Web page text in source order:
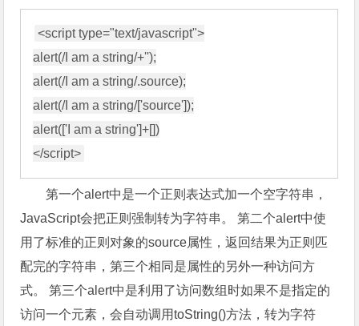
<script type="text/javascript">
alert(/I am a string/+'');
alert(/I am a string/.source);
alert(/I am a string/['source']);
alert(['I am a string']+[])
第一个alert中是一个正则表达式加一个空字符串，
JavaScript会把正则强制转为字符串。 第二个alert中使
用了标准的正则对象的source属性，返回结果为正则匹
配完的字符串，第三个相同是属性的另外一种访问方
式。 第三个alert中是利用了访问数组时如果不是指定的
访问一个元素，会自动调用toString()方法，转为字符